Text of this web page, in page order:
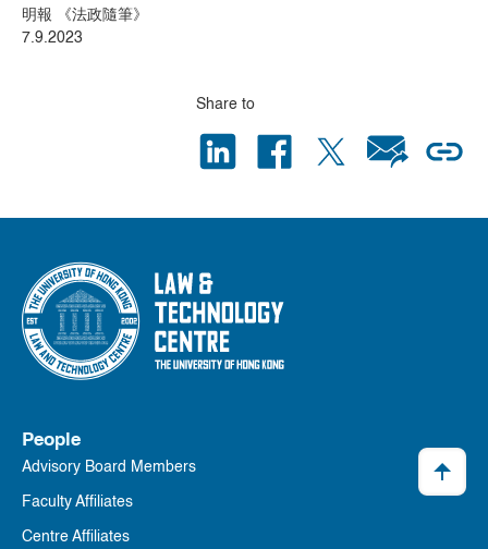
明報 《法政隨筆》
7.9.2023
Share to
People
Advisory Board Members
Faculty Affiliates
Centre Affiliates